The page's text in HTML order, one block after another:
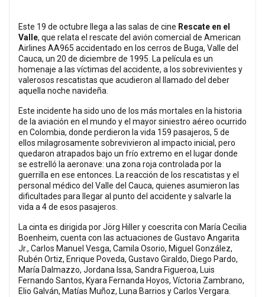
Este 19 de octubre llega a las salas de cine Rescate en el
Valle, que relata el rescate del avión comercial de American
Airlines AA965 accidentado en los cerros de Buga, Valle del
Cauca, un 20 de diciembre de 1995. La película es un
homenaje a las víctimas del accidente, a los sobrevivientes y
valerosos rescatistas que acudieron al llamado del deber
aquella noche navideña.
Este incidente ha sido uno de los más mortales en la historia
de la aviación en el mundo y el mayor siniestro aéreo ocurrido
en Colombia, donde perdieron la vida 159 pasajeros, 5 de
ellos milagrosamente sobrevivieron al impacto inicial, pero
quedaron atrapados bajo un frío extremo en el lugar donde
se estrelló la aeronave: una zona roja controlada por la
guerrilla en ese entonces. La reacción de los rescatistas y el
personal médico del Valle del Cauca, quienes asumieron las
dificultades para llegar al punto del accidente y salvarle la
vida a 4 de esos pasajeros.
La cinta es dirigida por Jörg Hiller y coescrita con María Cecilia
Boenheim, cuenta con las actuaciones de Gustavo Angarita
Jr., Carlos Manuel Vesga, Camila Osorio, Miguel González,
Rubén Ortiz, Enrique Poveda, Gustavo Giraldo, Diego Pardo,
María Dalmazzo, Jordana Issa, Sandra Figueroa, Luis
Fernando Santos, Kyara Fernanda Hoyos, Víctoria Zambrano,
Elio Galván, Matías Muñoz, Luna Barrios y Carlos Vergara.